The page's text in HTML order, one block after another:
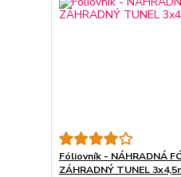
Fóliovník - NÁHRADNÁ
ZÁHRADNÝ TUNEL